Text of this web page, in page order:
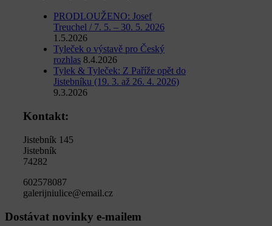
PRODLOUŽENO: Josef
Treuchel / 7. 5. – 30. 5. 2026
1.5.2026
Tyleček o výstavě pro Český
rozhlas 8.4.2026
Tylek & Tyleček: Z Paříže opět do
Jistebníku (19. 3. až 26. 4. 2026)
9.3.2026
Kontakt:
Jistebník 145
Jistebník
74282
602578087
galerijniulice@email.cz
Dostávat novinky e-mailem